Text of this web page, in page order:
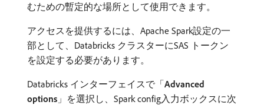
むための暫定的な場所として使用できます。
アクセスを提供するには、Apache Spark設定の一
部として、Databricks クラスターにSAS トークン
を設定する必要があります。
Databricks インターフェイスで「Advanced
options 」を選択し、Spark config入力ボックスに次